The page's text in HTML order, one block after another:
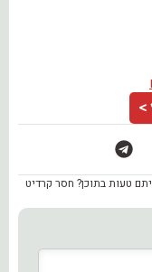
>
טעות בתוכן? חסר קרדיט